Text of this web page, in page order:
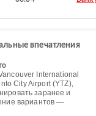
впечатления
International
City Airport (YTZ),
заранее и
вариантов —